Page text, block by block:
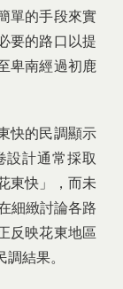
單的手段來實
要的路口以提
卑南經過初鹿
快的民調顯示
設計通常採取
東快」，而未
細緻討論各路
反映花東地區
結果。